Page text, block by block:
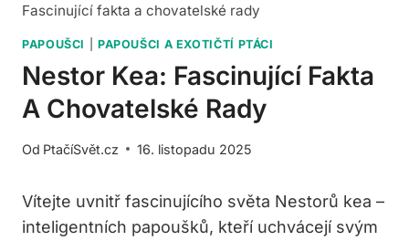
Fascinující fakta a chovatelské rady
PAPOUŠCI PAPOUŠCI A EXOTIČTÍ PTÁCI
Nestor Kea: Fascinující Fakta
A Chovatelské Rady
Od PtačíSvět.cz 16. listopadu 2025
Vítejte uvnitř fascinujícího světa Nestorů kea –
inteligentních papoušků, kteří uchvácejí svým